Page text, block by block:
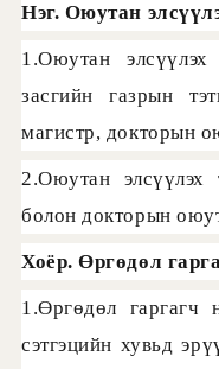
Нэг. Оюутан
1.Оюутан
засгийн газрын
магистр, докторын
2.Оюутан элсүүлэх
болон докторын
Хоёр. Өргөдөл
1.Өргөдөл
сэтгэцийн хувьд